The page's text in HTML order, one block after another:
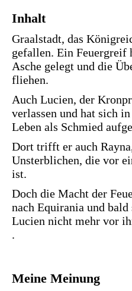
Inhalt
Graalstadt, das
gefallen. Ein Feuergreif
Asche gelegt und die
fliehen.
Auch Lucien, der
verlassen und hat sich
Leben als Schmied
Dort trifft er auch
Unsterblichen, die vor
ist.
Doch die Macht der
nach Equirania und bald
Lucien nicht mehr vor
.
Meine Meinung